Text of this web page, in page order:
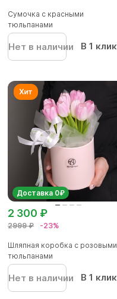
Сумочка с красными
тюльпанами
Нет в наличии В 1 клик
Доставка 0₽
2999 ₽ -23%
2 300 ₽
Шляпная коробка с розовыми
тюльпанами
Нет в наличии В 1 клик